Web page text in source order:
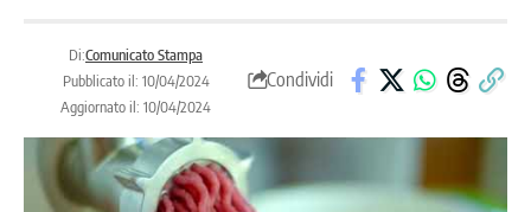
Di:Comunicato Stampa
Pubblicato il: 10/04/2024
Aggiornato il: 10/04/2024
Condividi